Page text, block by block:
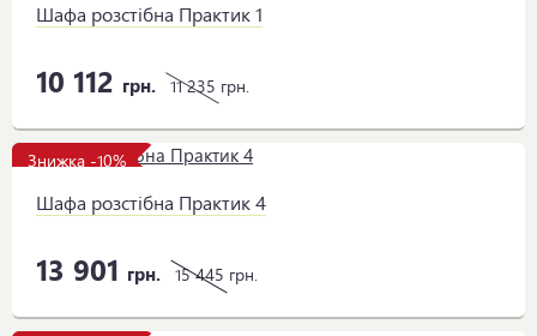
Шафа розстібна Практик 1
10 112 грн. 11 235 грн.
Знижка -10%
Шафа розстібна Практик 4
13 901 грн. 15 445 грн.